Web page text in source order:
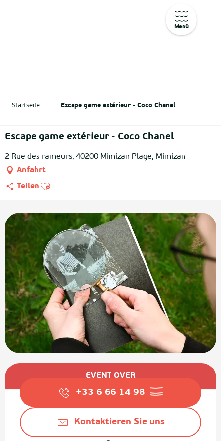
Menü
Startseite Escape game extérieur - Coco Chanel
Escape game extérieur - Coco Chanel
2 Rue des rameurs, 40200 Mimizan Plage, Mimizan
Anfahrt
Teilen Ajouter aux favoris
Öffnungszeiten & Kontaktdaten
EVENT OVER
+33 6 66 14 98 ▒▒
Kontaktieren Sie uns